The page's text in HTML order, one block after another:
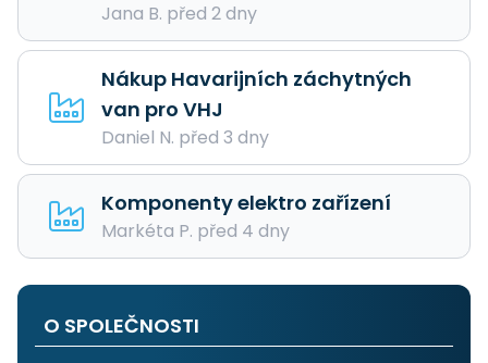
Jana B. před 2 dny
Nákup Havarijních záchytných
van pro VHJ
Daniel N. před 3 dny
Komponenty elektro zařízení
Markéta P. před 4 dny
O SPOLEČNOSTI